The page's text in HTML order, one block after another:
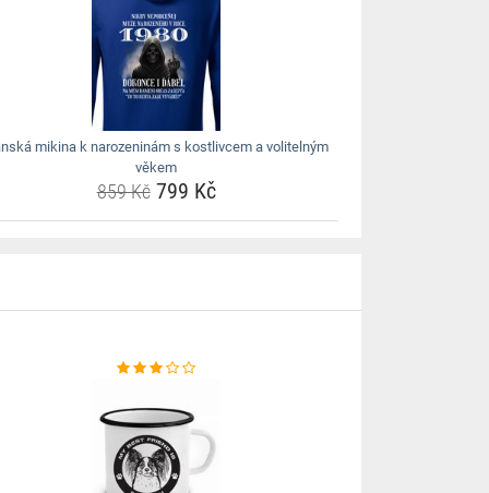
mikina k narozeninám s kostlivcem a volitelným
věkem
859 Kč799 Kč